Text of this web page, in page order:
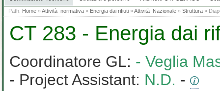
Path: Home »Attività normativa » Energia dai rifiuti »Attività Nazionale » Struttura »
CT 283 - Energia dai
Coordinatore GL: - Veglia
- Project Assistant: N.D. -